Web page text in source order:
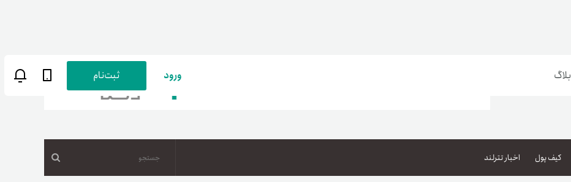
پاداش کیف‌پول تومانی
بلاگ
زبان پارسی
ورود ثبت‌نام
کیف پول اخبار تترلند